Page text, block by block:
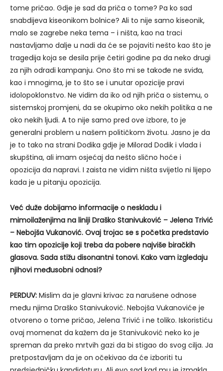
tome pričao. Gdje je sad da priča o tome? Pa ko sad
snabdijeva kiseonikom bolnice? Ali to nije samo kiseonik,
malo se zagrebe neka tema – i ništa, kao na traci
nastavljamo dalje u nadi da će se pojaviti nešto kao što je
tragedija koja se desila prije četiri godine pa da neko drugi
za njih odradi kampanju. Ono što mi se takođe ne sviđa,
kao i mnogima, je to što se i unutar opozicije pravi
idolopoklonstvo. Ne vidim da iko od njih priča o sistemu, o
sistemskoj promjeni, da se okupimo oko nekih politika a ne
oko nekih ljudi. A to nije samo pred ove izbore, to je
generalni problem u našem političkom životu. Jasno je da
je to tako na strani Dodika gdje je Milorad Dodik i vlada i
skupština, ali imam osjećaj da nešto slično hoće i
opozicija da napravi. I zaista ne vidim ništa svijetlo ni lijepo
kada je u pitanju opozicija.
Već duže dobijamo informacije o neskladu i
mimoilaženjima na liniji Draško Stanivuković – Jelena Trivić
– Nebojša Vukanović. Ovaj trojac se s početka predstavio
kao tim opozicije koji treba da pobere najviše biračkih
glasova. Sada stižu disonantni tonovi. Kako vam izgledaju
njihovi međusobni odnosi?
PERDUV: Mislim da je glavni krivac za narušene odnose
među njima Draško Stanivuković. Nebojša Vukanoviće je
otvoreno o tome pričao, Jelena Trivić i ne toliko. Iskoristiću
ovaj momenat da kažem da je Stanivuković neko ko je
spreman da preko mrtvih gazi da bi stigao do svog cilja. Ja
pretpostavljam da je on očekivao da će izboriti tu